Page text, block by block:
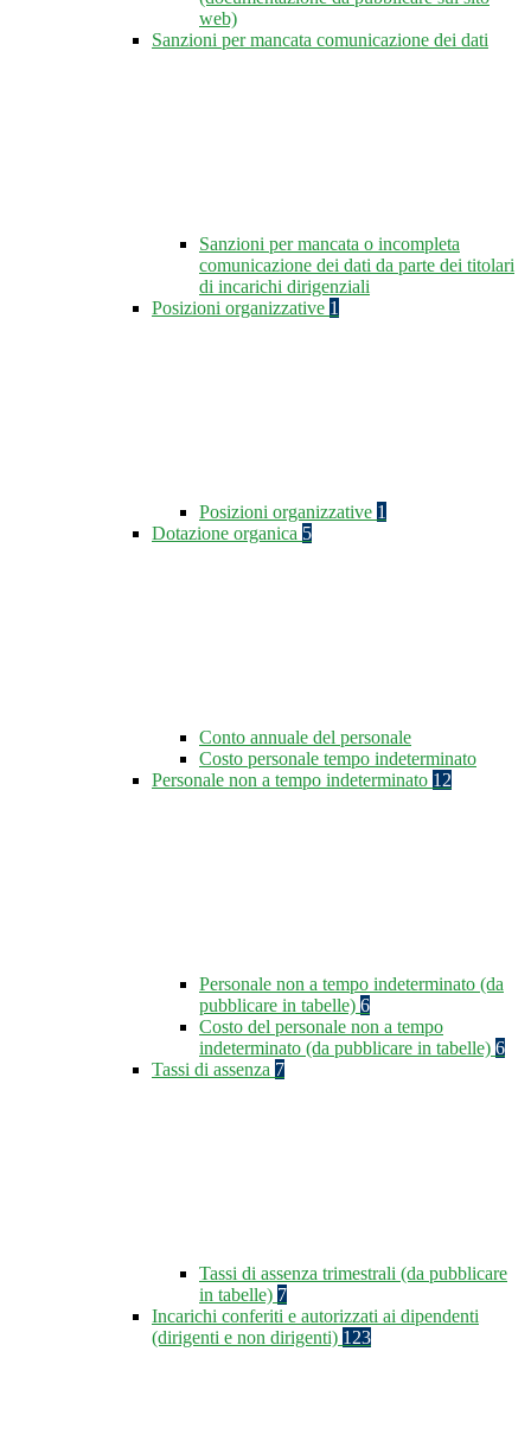
web)
Sanzioni per mancata comunicazione dei dati
Sanzioni per mancata o incompleta
comunicazione dei dati da parte dei titolari
di incarichi dirigenziali
Posizioni organizzative 1
Posizioni organizzative 1
Dotazione organica 5
Conto annuale del personale
Costo personale tempo indeterminato
Personale non a tempo indeterminato 12
Personale non a tempo indeterminato (da
pubblicare in tabelle) 6
Costo del personale non a tempo
indeterminato (da pubblicare in tabelle) 6
Tassi di assenza 7
Tassi di assenza trimestrali (da pubblicare
in tabelle) 7
Incarichi conferiti e autorizzati ai dipendenti
(dirigenti e non dirigenti) 123